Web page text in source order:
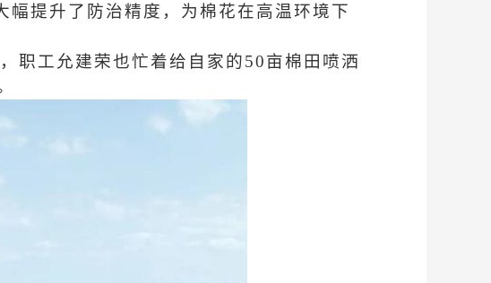
提升了防治精度，为棉花在高温环境下
职工允建荣也忙着给自家的50亩棉田喷洒